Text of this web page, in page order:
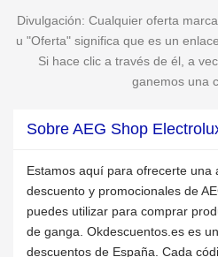
Divulgación: Cualquier oferta
u "Oferta" significa que es un
Si hace clic a través de él, a
ganemos una
Sobre AEG Shop
Estamos aquí para ofrecerte una
descuento y promocionales de
puedes utilizar para comprar
de ganga. Okdescuentos.es es
descuentos de España. Cada